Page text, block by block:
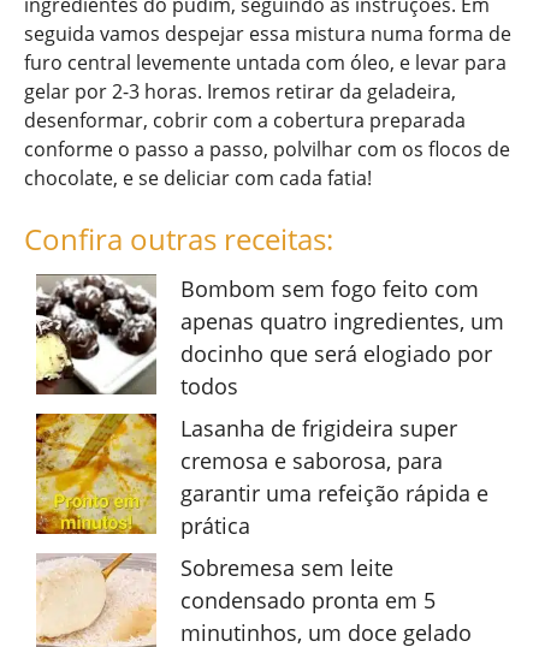
seguida vamos despejar essa mistura numa forma de
furo central levemente untada com óleo, e levar para
gelar por 2-3 horas. Iremos retirar da geladeira,
desenformar, cobrir com a cobertura preparada
conforme o passo a passo, polvilhar com os flocos de
chocolate, e se deliciar com cada fatia!
Confira outras receitas:
Bombom sem fogo feito com
apenas quatro ingredientes, um
docinho que será elogiado por
todos
Lasanha de frigideira super
cremosa e saborosa, para
garantir uma refeição rápida e
prática
Sobremesa sem leite
condensado pronta em 5
minutinhos, um doce gelado